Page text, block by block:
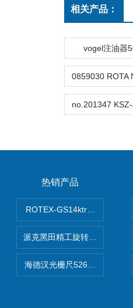
相关产品：
vogel注油器
热销产品
ROTEX-GS14ktr梅花连轴器
派克黑田精工旋转气缸
海德汉光栅尺526974-09